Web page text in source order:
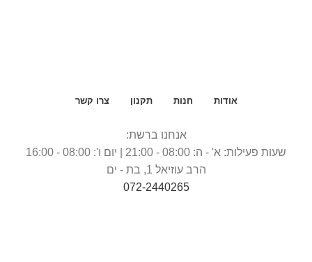
אודות חנות תקנון צרו קשר
אנחנו ברשת:
שעות פעילות: א' - ה: 08:00 - 21:00 | יום ו': 08:00 - 16:00
הרב עוזיאל 1, בת - ים
072-2440265